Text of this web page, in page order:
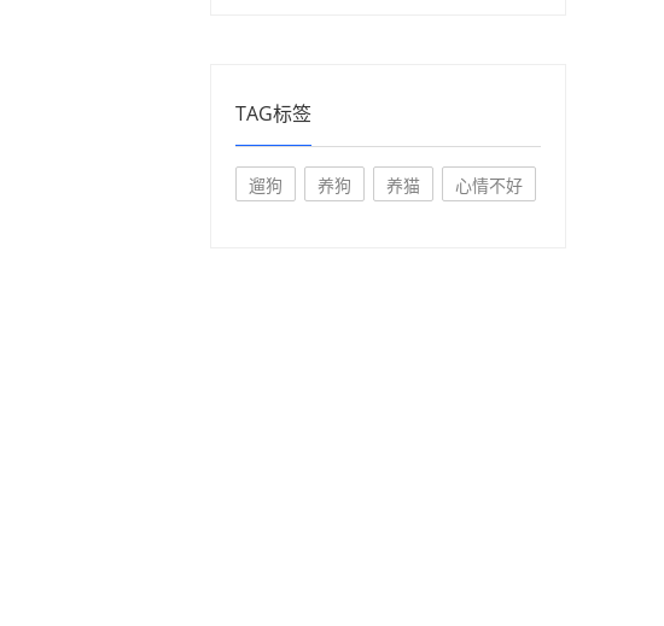
TAG标签
遛狗 养狗 养猫 心情不好